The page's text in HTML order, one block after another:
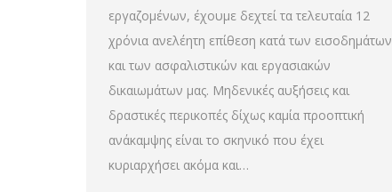
εργαζομένων, έχουμε δεχτεί τα τελευταία 12
χρόνια ανελέητη επίθεση κατά των εισοδημάτων
και των ασφαλιστικών και εργασιακών
δικαιωμάτων μας. Μηδενικές αυξήσεις και
δραστικές περικοπές δίχως καμία προοπτική
ανάκαμψης είναι το σκηνικό που έχει
κυριαρχήσει ακόμα και…